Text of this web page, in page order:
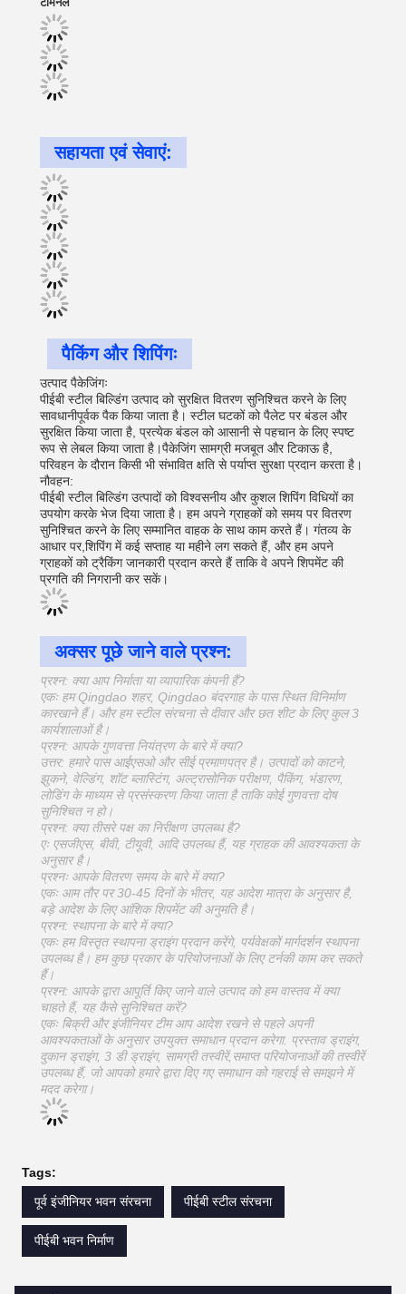
सहायता एवं सेवाएं:
पैकिंग और शिपिंगः
उत्पाद पैकेजिंगः
पीईबी स्टील बिल्डिंग उत्पाद को सुरक्षित वितरण सुनिश्चित करने के लिए
सावधानीपूर्वक पैक किया जाता है। स्टील घटकों को पैलेट पर बंडल और
सुरक्षित किया जाता है, प्रत्येक बंडल को आसानी से पहचान के लिए स्पष्ट
रूप से लेबल किया जाता है।पैकेजिंग सामग्री मजबूत और टिकाऊ है,
परिवहन के दौरान किसी भी संभावित क्षति से पर्याप्त सुरक्षा प्रदान करता है।
नौवहन:
पीईबी स्टील बिल्डिंग उत्पादों को विश्वसनीय और कुशल शिपिंग विधियों का
उपयोग करके भेज दिया जाता है। हम अपने ग्राहकों को समय पर वितरण
सुनिश्चित करने के लिए सम्मानित वाहक के साथ काम करते हैं। गंतव्य के
आधार पर,शिपिंग में कई सप्ताह या महीने लग सकते हैं, और हम अपने
ग्राहकों को ट्रैकिंग जानकारी प्रदान करते हैं ताकि वे अपने शिपमेंट की
प्रगति की निगरानी कर सकें।
अक्सर पूछे जाने वाले प्रश्न:
प्रश्न: क्या आप निर्माता या व्यापारिक कंपनी हैं?
एकः हम Qingdao शहर, Qingdao बंदरगाह के पास स्थित विनिर्माण
कारखाने हैं। और हम स्टील संरचना से दीवार और छत शीट के लिए कुल 3
कार्यशालाओं है।
प्रश्न: आपके गुणवत्ता नियंत्रण के बारे में क्या?
उत्तर: हमारे पास आईएसओ और सीई प्रमाणपत्र है। उत्पादों को काटने,
झुकने, वेल्डिंग, शॉट ब्लास्टिंग, अल्ट्रासोनिक परीक्षण, पैकिंग, भंडारण,
लोडिंग के माध्यम से प्रसंस्करण किया जाता है ताकि कोई गुणवत्ता दोष
सुनिश्चित न हो।
प्रश्न: क्या तीसरे पक्ष का निरीक्षण उपलब्ध है?
एः एसजीएस, बीवी, टीयूवी, आदि उपलब्ध हैं, यह ग्राहक की आवश्यकता के
अनुसार है।
प्रश्नः आपके वितरण समय के बारे में क्या?
एकः आम तौर पर 30-45 दिनों के भीतर, यह आदेश मात्रा के अनुसार है,
बड़े आदेश के लिए आंशिक शिपमेंट की अनुमति है।
प्रश्न: स्थापना के बारे में क्या?
एकः हम विस्तृत स्थापना ड्राइंग प्रदान करेंगे, पर्यवेक्षकों मार्गदर्शन स्थापना
उपलब्ध है। हम कुछ प्रकार के परियोजनाओं के लिए टर्नकी काम कर सकते
हैं।
प्रश्न: आपके द्वारा आपूर्ति किए जाने वाले उत्पाद को हम वास्तव में क्या
चाहते हैं, यह कैसे सुनिश्चित करें?
एकः बिक्री और इंजीनियर टीम आप आदेश रखने से पहले अपनी
आवश्यकताओं के अनुसार उपयुक्त समाधान प्रदान करेगा. प्रस्ताव ड्राइंग,
दुकान ड्राइंग, 3 डी ड्राइंग, सामग्री तस्वीरें,समाप्त परियोजनाओं की तस्वीरें
उपलब्ध हैं, जो आपको हमारे द्वारा दिए गए समाधान को गहराई से समझने में
मदद करेगा।
Tags:
पूर्व इंजीनियर भवन संरचना
पीईबी स्टील संरचना
पीईबी भवन निर्माण